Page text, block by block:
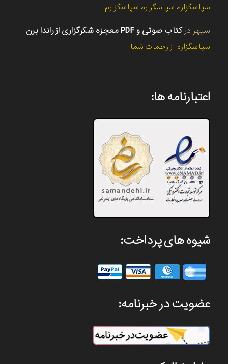
سپاسگزارم سپاسگزارم سپاسگزارم
سپهر درکتاب صوتی و PDF معجزه شکرگزاری از راندا برن
سپاسگزارم از زحمات شما
اعتبارنامه ها:
شیوه های پرداخت:
عضویت در خبرنامه: